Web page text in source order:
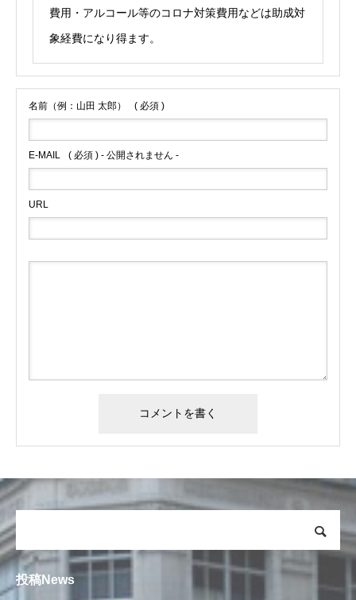
費用・アルコール等のコロナ対策費用などは助成対
象経費になり得ます。
名前（例：山田 太郎） ( 必須 )
E-MAIL ( 必須 ) - 公開されません -
URL
投稿News